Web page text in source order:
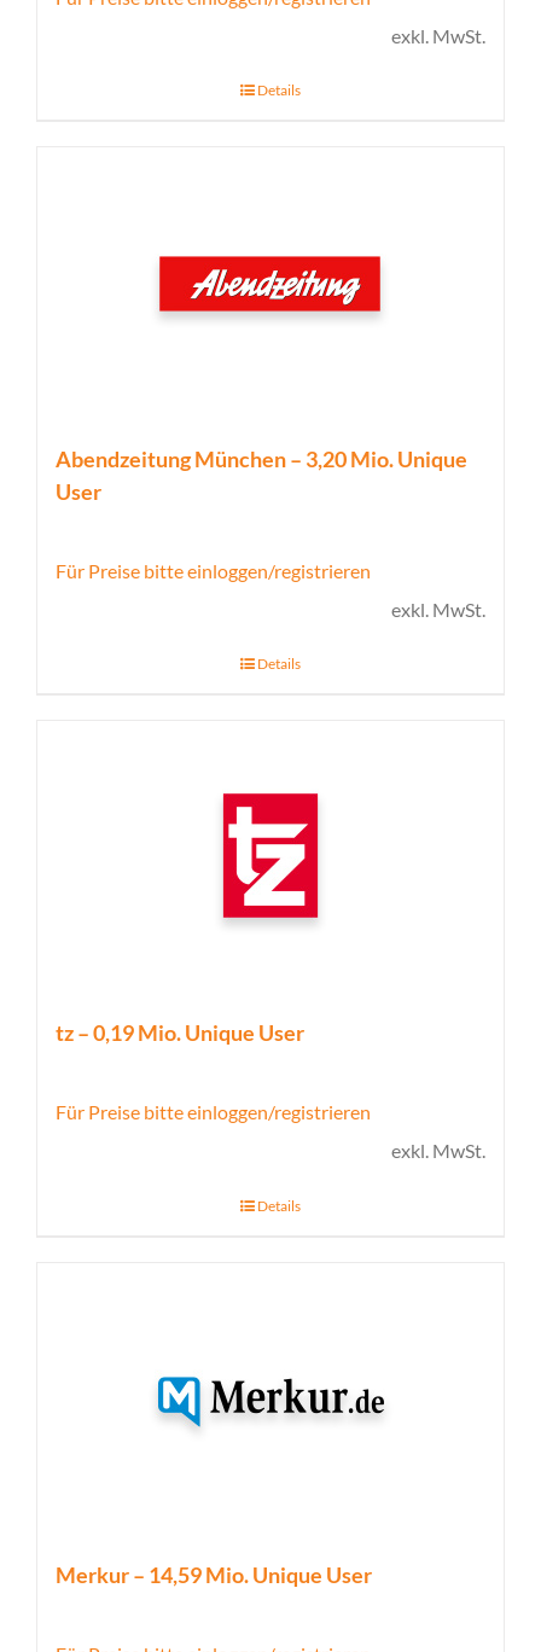
exkl. MwSt.
Details
Abendzeitung München – 3,20 Mio. Unique
User
Für Preise bitte einloggen/registrieren
exkl. MwSt.
Details
tz – 0,19 Mio. Unique User
Für Preise bitte einloggen/registrieren
exkl. MwSt.
Details
Merkur – 14,59 Mio. Unique User